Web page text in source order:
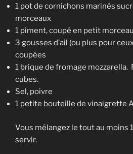
1 pot de cornichons marinés
morceaux
1 piment, coupé en petit morceau
3 gousses d’ail (ou plus pour
coupées
1 brique de fromage mozzarella.
cubes.
Sel, poivre
1 petite bouteille de vinaigrette
Vous mélangez le tout au moins
servir.